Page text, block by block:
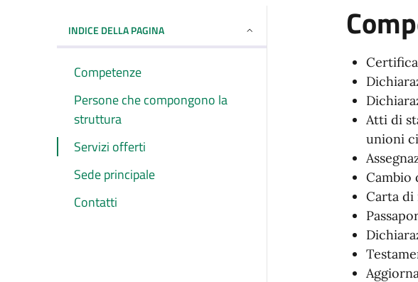
INDICE DELLA PAGINA
Competenze
Persone che compongono la
struttura
Servizi offerti
Sede principale
Contatti
Atti di
unioni
Cambio
Carta